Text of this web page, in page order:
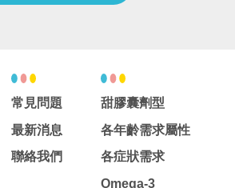
常見問題
最新消息
聯絡我們
甜膠囊劑型
各年齡需求屬性
各症狀需求
Omega-3